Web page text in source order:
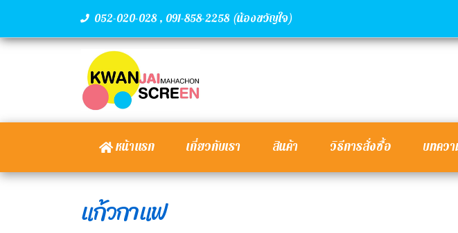
052-020-028 , 091-858-2258 (น้องขวัญใจ)
หน้าแรก เกี่ยวกับเรา สินค้า วิธีการสั่งซื้อ บทคว
แก้วกาแฟ